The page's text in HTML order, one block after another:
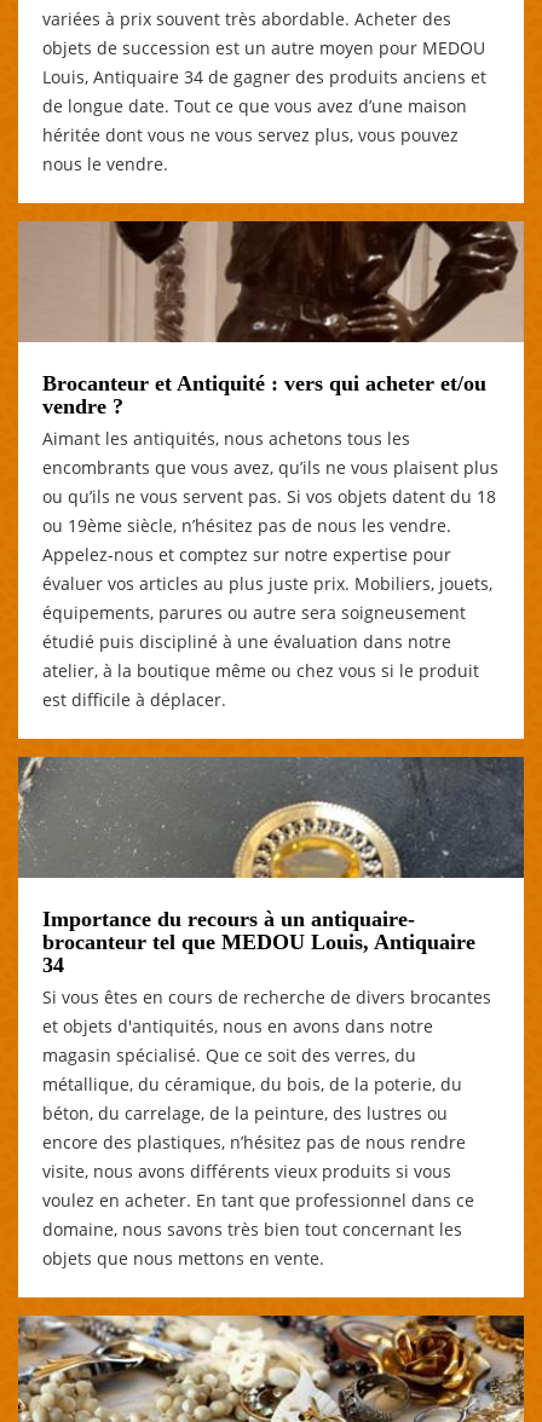
variées à prix souvent très abordable. Acheter des
objets de succession est un autre moyen pour MEDOU
Louis, Antiquaire 34 de gagner des produits anciens et
de longue date. Tout ce que vous avez d’une maison
héritée dont vous ne vous servez plus, vous pouvez
nous le vendre.
Brocanteur et Antiquité : vers qui acheter et/ou
vendre ?
Aimant les antiquités, nous achetons tous les
encombrants que vous avez, qu’ils ne vous plaisent plus
ou qu’ils ne vous servent pas. Si vos objets datent du 18
ou 19ème siècle, n’hésitez pas de nous les vendre.
Appelez-nous et comptez sur notre expertise pour
évaluer vos articles au plus juste prix. Mobiliers, jouets,
équipements, parures ou autre sera soigneusement
étudié puis discipliné à une évaluation dans notre
atelier, à la boutique même ou chez vous si le produit
est difficile à déplacer.
Importance du recours à un antiquaire-
brocanteur tel que MEDOU Louis, Antiquaire
34
Si vous êtes en cours de recherche de divers brocantes
et objets d'antiquités, nous en avons dans notre
magasin spécialisé. Que ce soit des verres, du
métallique, du céramique, du bois, de la poterie, du
béton, du carrelage, de la peinture, des lustres ou
encore des plastiques, n’hésitez pas de nous rendre
visite, nous avons différents vieux produits si vous
voulez en acheter. En tant que professionnel dans ce
domaine, nous savons très bien tout concernant les
objets que nous mettons en vente.